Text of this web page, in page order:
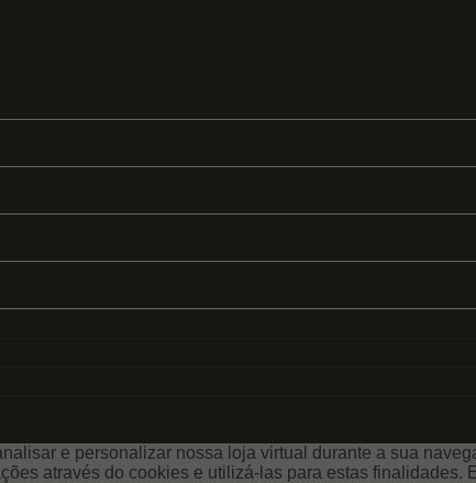
e personalizar nossa loja virtual durante a sua
através do cookies e utilizá-las para estas finalidades.